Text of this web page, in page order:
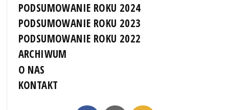
PODSUMOWANIE ROKU 2024
PODSUMOWANIE ROKU 2023
PODSUMOWANIE ROKU 2022
ARCHIWUM
O NAS
KONTAKT